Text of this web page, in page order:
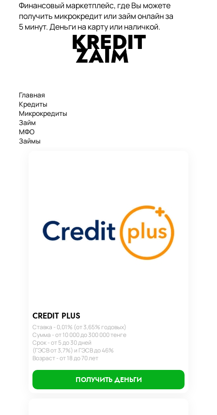
Финансовый маркетплейс, где Вы можете
получить микрокредит или займ онлайн за
5 минут. Деньги на карту или наличкой.
Главная
Кредиты
Микрокредиты
Займ
МФО
Займы
CREDIT PLUS
Ставка - 0,01% (от 3,65% годовых)
Сумма - от 10 000 до 300 000 тенге
Срок - от 5 до 30 дней
(ГЭСВ от 3,7%) и ГЭСВ до 46%
Возраст - от 18 до 70 лет
ПОЛУЧИТЬ ДЕНЬГИ